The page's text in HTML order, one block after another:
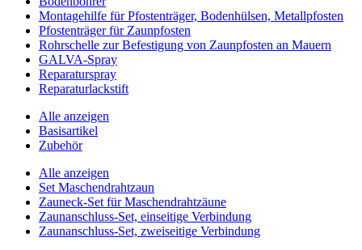
Montagehilfe für Pfostenträger, Bodenhülsen, Metallpfosten
Pfostenträger für Zaunpfosten
Rohrschelle zur Befestigung von Zaunpfosten an Mauern
GALVA-Spray
Reparaturspray
Reparaturlackstift
Alle anzeigen
Basisartikel
Zubehör
Alle anzeigen
Set Maschendrahtzaun
Zauneck-Set für Maschendrahtzäune
Zaunanschluss-Set, einseitige Verbindung
Zaunanschluss-Set, zweiseitige Verbindung